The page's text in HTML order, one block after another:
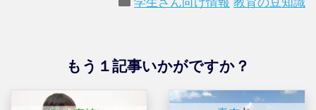
もう１記事いかがですか？